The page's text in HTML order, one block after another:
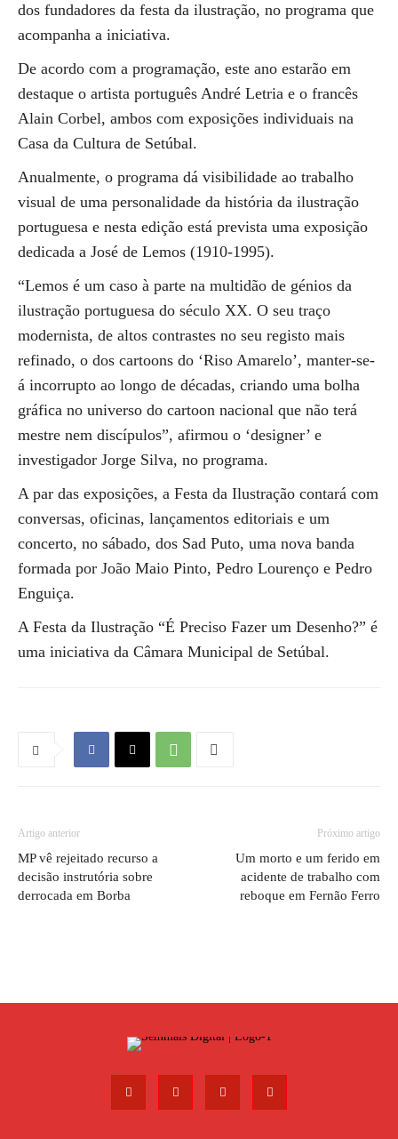
dos fundadores da festa da ilustração, no programa que
acompanha a iniciativa.
De acordo com a programação, este ano estarão em
destaque o artista português André Letria e o francês
Alain Corbel, ambos com exposições individuais na
Casa da Cultura de Setúbal.
Anualmente, o programa dá visibilidade ao trabalho
visual de uma personalidade da história da ilustração
portuguesa e nesta edição está prevista uma exposição
dedicada a José de Lemos (1910-1995).
“Lemos é um caso à parte na multidão de génios da
ilustração portuguesa do século XX. O seu traço
modernista, de altos contrastes no seu registo mais
refinado, o dos cartoons do ‘Riso Amarelo’, manter-se-
á incorrupto ao longo de décadas, criando uma bolha
gráfica no universo do cartoon nacional que não terá
mestre nem discípulos”, afirmou o ‘designer’ e
investigador Jorge Silva, no programa.
A par das exposições, a Festa da Ilustração contará com
conversas, oficinas, lançamentos editoriais e um
concerto, no sábado, dos Sad Puto, uma nova banda
formada por João Maio Pinto, Pedro Lourenço e Pedro
Enguiça.
A Festa da Ilustração “É Preciso Fazer um Desenho?” é
uma iniciativa da Câmara Municipal de Setúbal.
Artigo anterior
MP vê rejeitado recurso a
decisão instrutória sobre
derrocada em Borba
Próximo artigo
Um morto e um ferido em
acidente de trabalho com
reboque em Fernão Ferro